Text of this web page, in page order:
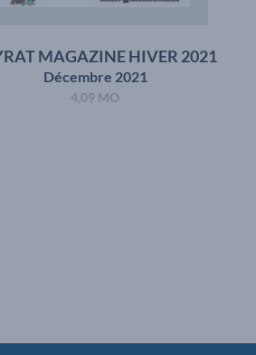
MAGAZINE HIVER 2021
Décembre 2021
4,09 MO